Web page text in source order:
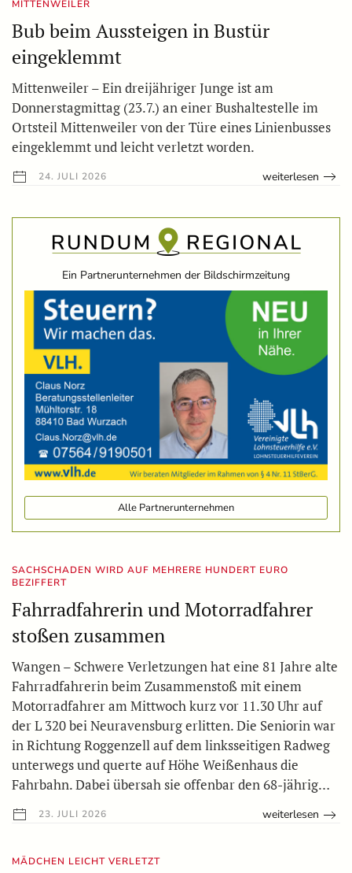
MITTENWEILER
Bub beim Aussteigen in Bustür
eingeklemmt
Mittenweiler – Ein dreijähriger Junge ist am
Donnerstagmittag (23.7.) an einer Bushaltestelle im
Ortsteil Mittenweiler von der Türe eines Linienbusses
eingeklemmt und leicht verletzt worden.
24. JULI 2026 weiterlesen
Ein Partnerunternehmen der Bildschirmzeitung
Alle Partnerunternehmen
SACHSCHADEN WIRD AUF MEHRERE HUNDERT EURO
BEZIFFERT
Fahrradfahrerin und Motorradfahrer
stoßen zusammen
Wangen – Schwere Verletzungen hat eine 81 Jahre alte
Fahrradfahrerin beim Zusammenstoß mit einem
Motorradfahrer am Mittwoch kurz vor 11.30 Uhr auf
der L 320 bei Neuravensburg erlitten. Die Seniorin war
in Richtung Roggenzell auf dem linksseitigen Radweg
unterwegs und querte auf Höhe Weißenhaus die
Fahrbahn. Dabei übersah sie offenbar den 68-jährig…
23. JULI 2026 weiterlesen
MÄDCHEN LEICHT VERLETZT